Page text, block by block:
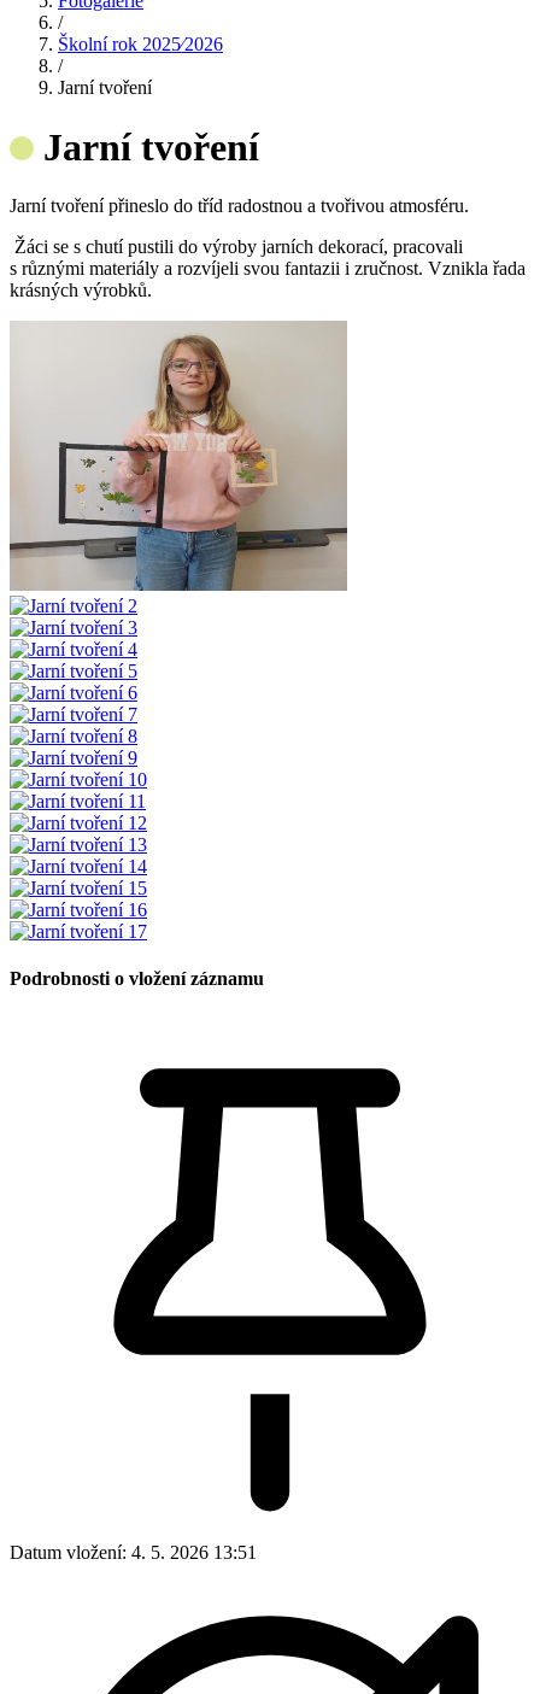
/
Školní rok 2025⁄2026
/
Jarní tvoření
Jarní tvoření
Jarní tvoření přineslo do tříd radostnou a tvořivou atmosféru.
Žáci se s chutí pustili do výroby jarních dekorací, pracovali
s různými materiály a rozvíjeli svou fantazii i zručnost. Vznikla řada
krásných výrobků.
Podrobnosti o vložení záznamu
Datum vložení: 4. 5. 2026 13:51